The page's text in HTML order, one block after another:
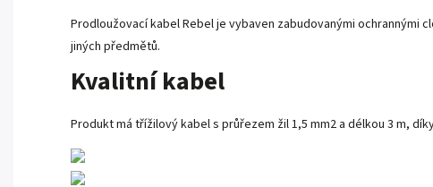
Prodloužovací kabel Rebel je vybaven zabudovanými ochrannými
jiných předmětů.
Kvalitní kabel
Produkt má třížilový kabel s průřezem žil 1,5 mm2 a délkou 3 m,